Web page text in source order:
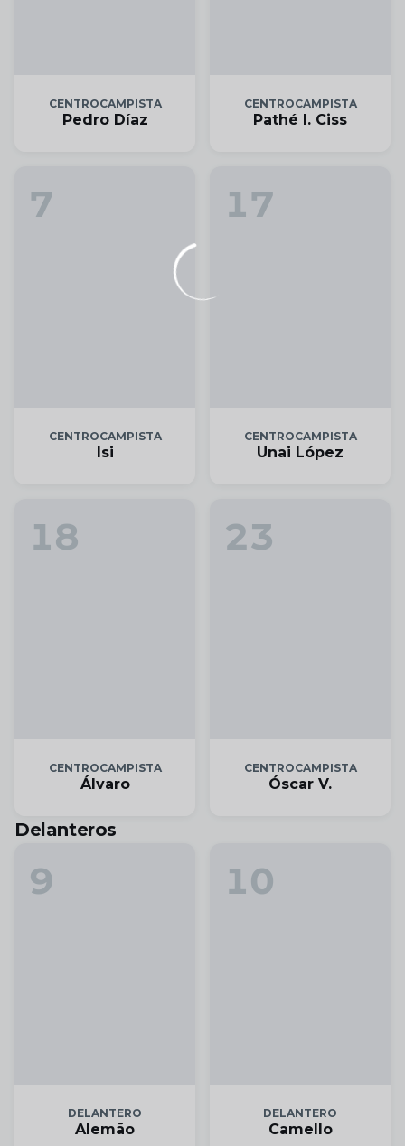
CENTROCAMPISTA
Pedro Díaz
CENTROCAMPISTA
Pathé I. Ciss
CENTROCAMPISTA
7
Isi
CENTROCAMPISTA
17
Unai López
CENTROCAMPISTA
18
Álvaro
CENTROCAMPISTA
23
Óscar V.
Delanteros
DELANTERO
9
Alemão
DELANTERO
10
Camello